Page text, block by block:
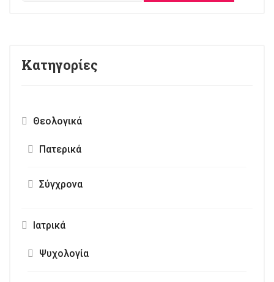
Κατηγορίες
Θεολογικά
Πατερικά
Σύγχρονα
Ιατρικά
Ψυχολογία